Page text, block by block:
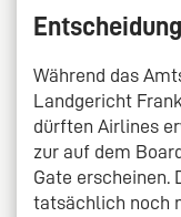
Während das
Landgericht
dürften Airlines
zur auf dem
Gate erscheinen.
tatsächlich noch